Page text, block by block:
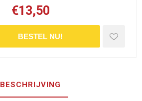
€13,50
BESTEL NU!
BESCHRIJVING